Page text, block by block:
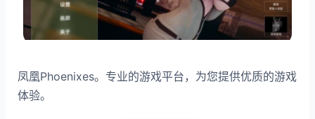
凤凰Phoenixes。专业的游戏平台，为您提供优质的游戏
体验。